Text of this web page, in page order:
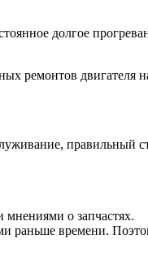
долгое
ремонтов двигателя
правильный
о запчастях.
раньше времени.